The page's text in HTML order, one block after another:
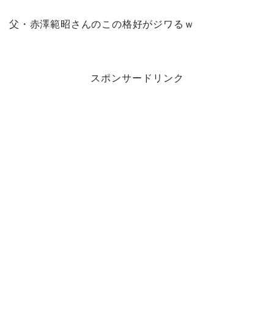
父・赤澤範昭さんのこの格好がジワるｗ
スポンサードリンク